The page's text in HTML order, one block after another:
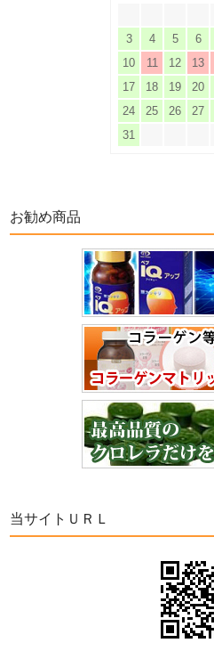
3
4 5 6
10
11 12 13
17
18 19 20
24
25 26 27
31
お勧め商品
当サイトＵＲＬ